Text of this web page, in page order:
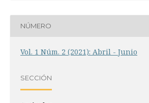
NÚMERO
Vol. 1 Núm. 2 (2021): Abril - Junio
SECCIÓN